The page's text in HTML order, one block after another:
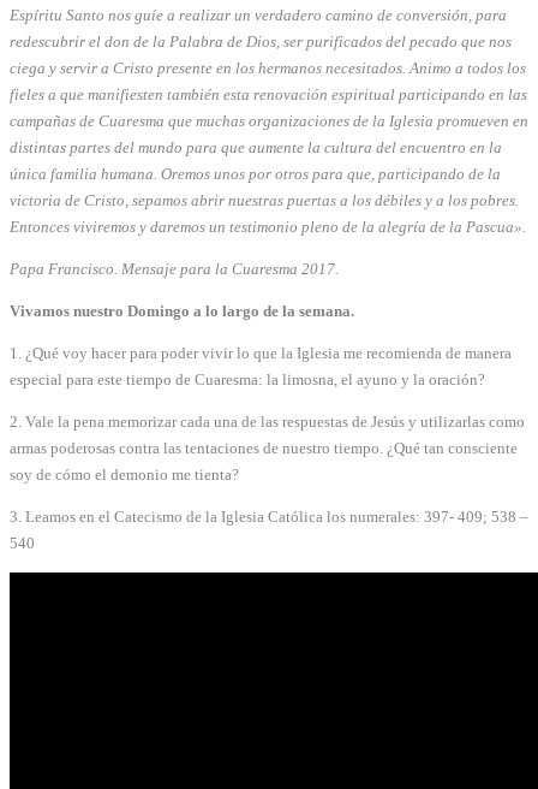
Espíritu Santo nos guíe a realizar un verdadero camino de conversión, para
redescubrir el don de la Palabra de Dios, ser purificados del pecado que nos
ciega y servir a Cristo presente en los hermanos necesitados. Animo a todos los
fieles a que manifiesten también esta renovación espiritual participando en las
campañas de Cuaresma que muchas organizaciones de la Iglesia promueven en
distintas partes del mundo para que aumente la cultura del encuentro en la
única familia humana. Oremos unos por otros para que, participando de la
victoria de Cristo, sepamos abrir nuestras puertas a los débiles y a los pobres.
Entonces viviremos y daremos un testimonio pleno de la alegría de la Pascua».
Papa Francisco. Mensaje para la Cuaresma 2017.
Vivamos nuestro Domingo a lo largo de la semana.
1. ¿Qué voy hacer para poder vivir lo que la Iglesia me recomienda de manera
especial para este tiempo de Cuaresma: la limosna, el ayuno y la oración?
2. Vale la pena memorizar cada una de las respuestas de Jesús y utilizarlas como
armas poderosas contra las tentaciones de nuestro tiempo. ¿Qué tan consciente
soy de cómo el demonio me tienta?
3. Leamos en el Catecismo de la Iglesia Católica los numerales: 397- 409; 538 –
540